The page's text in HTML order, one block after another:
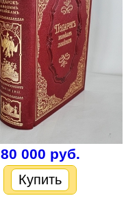
80 000 руб.
Купить